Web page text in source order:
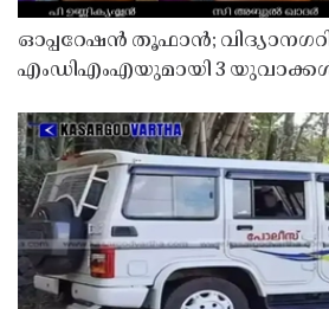
ഓപ്പറേഷൻ തൂഫാൻ;
എംഡിഎംഎയുമായി 3 യുവാക്കൾ